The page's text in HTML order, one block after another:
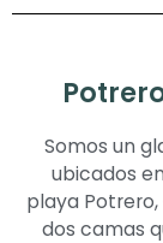
Somos un
ubicados
playa
dos camas